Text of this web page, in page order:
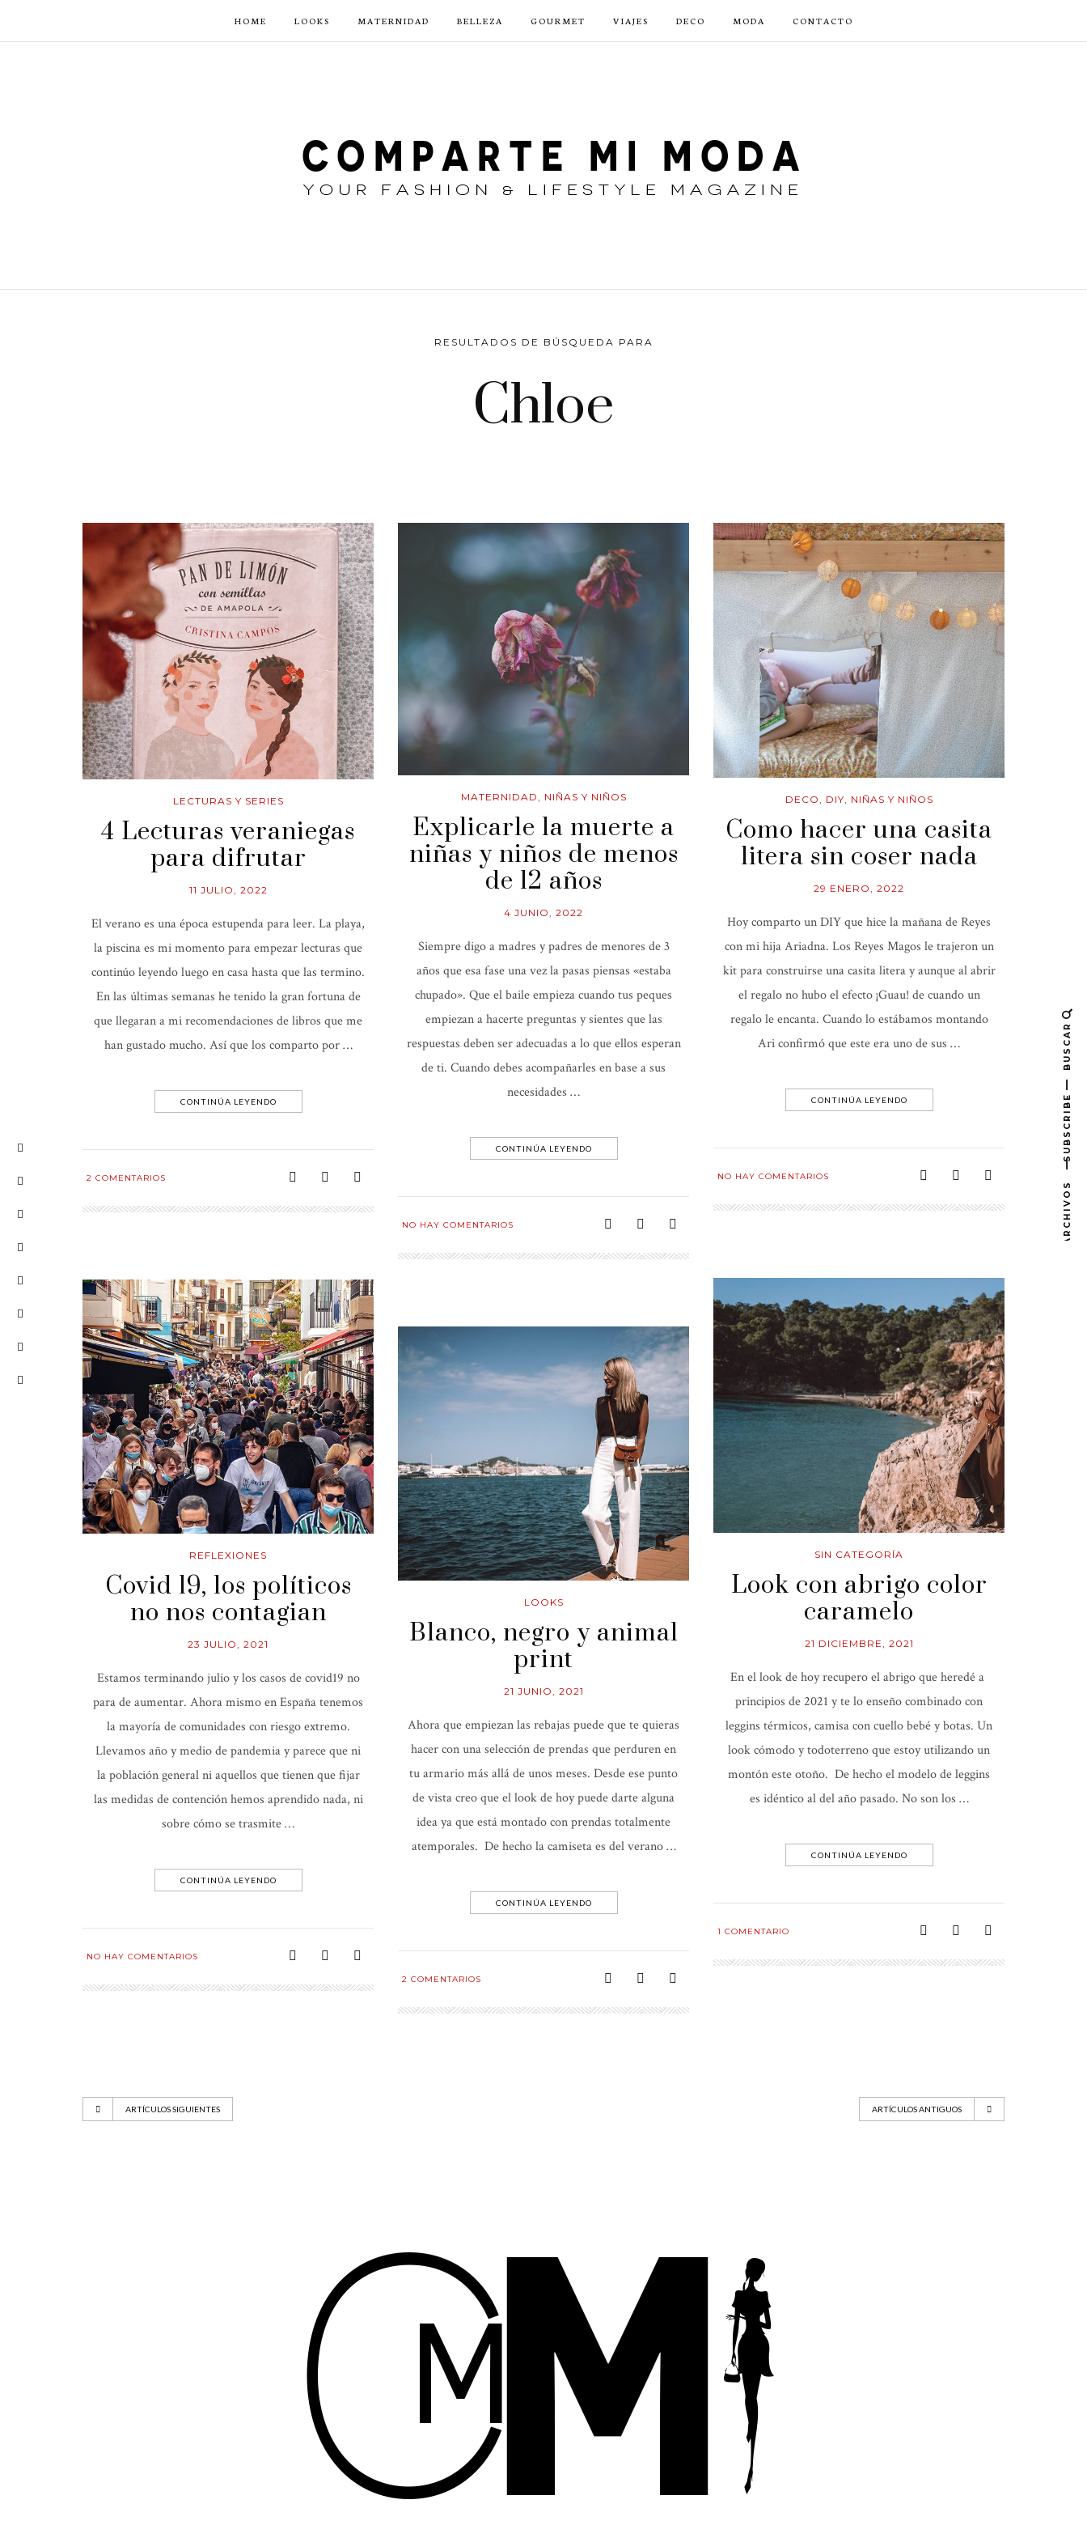
HOME LOOKS MATERNIDAD BELLEZA GOURMET VIAJES DECO MODA CONTACTO
RESULTADOS DE BÚSQUEDA PARA
Chloe
LECTURAS Y SERIES
4 Lecturas veraniegas
para difrutar
11 JULIO, 2022
El verano es una época estupenda para leer. La playa,
la piscina es mi momento para empezar lecturas que
continúo leyendo luego en casa hasta que las termino.
En las últimas semanas he tenido la gran fortuna de
que llegaran a mi recomendaciones de libros que me
han gustado mucho. Así que los comparto por …
CONTINÚA LEYENDO
2 COMENTARIOS
MATERNIDAD, NIÑAS Y NIÑOS
Explicarle la muerte a
niñas y niños de menos
de 12 años
4 JUNIO, 2022
Siempre digo a madres y padres de menores de 3
años que esa fase una vez la pasas piensas «estaba
chupado». Que el baile empieza cuando tus peques
empiezan a hacerte preguntas y sientes que las
respuestas deben ser adecuadas a lo que ellos esperan
de ti. Cuando debes acompañarles en base a sus
necesidades …
CONTINÚA LEYENDO
NO HAY COMENTARIOS
DECO, DIY, NIÑAS Y NIÑOS
Como hacer una casita
litera sin coser nada
29 ENERO, 2022
Hoy comparto un DIY que hice la mañana de Reyes
con mi hija Ariadna. Los Reyes Magos le trajeron un
kit para construirse una casita litera y aunque al abrir
el regalo no hubo el efecto ¡Guau! de cuando un
regalo le encanta. Cuando lo estábamos montando
Ari confirmó que este era uno de sus …
CONTINÚA LEYENDO
NO HAY COMENTARIOS
SIN CATEGORÍA
Look con abrigo color
caramelo
21 DICIEMBRE, 2021
En el look de hoy recupero el abrigo que heredé a
principios de 2021 y te lo enseño combinado con
leggins térmicos, camisa con cuello bebé y botas. Un
look cómodo y todoterreno que estoy utilizando un
montón este otoño. De hecho el modelo de leggins
es idéntico al del año pasado. No son los …
CONTINÚA LEYENDO
1 COMENTARIO
REFLEXIONES
Covid 19, los políticos
no nos contagian
23 JULIO, 2021
Estamos terminando julio y los casos de covid19 no
para de aumentar. Ahora mismo en España tenemos
la mayoría de comunidades con riesgo extremo.
Llevamos año y medio de pandemia y parece que ni
la población general ni aquellos que tienen que fijar
las medidas de contención hemos aprendido nada, ni
sobre cómo se trasmite …
CONTINÚA LEYENDO
NO HAY COMENTARIOS
LOOKS
Blanco, negro y animal
print
21 JUNIO, 2021
Ahora que empiezan las rebajas puede que te quieras
hacer con una selección de prendas que perduren en
tu armario más allá de unos meses. Desde ese punto
de vista creo que el look de hoy puede darte alguna
idea ya que está montado con prendas totalmente
atemporales. De hecho la camiseta es del verano …
CONTINÚA LEYENDO
2 COMENTARIOS
ARTÍCULOS SIGUIENTES ARTÍCULOS ANTIGUOS
BUSCAR
SUBSCRIBE
ARCHIVOS